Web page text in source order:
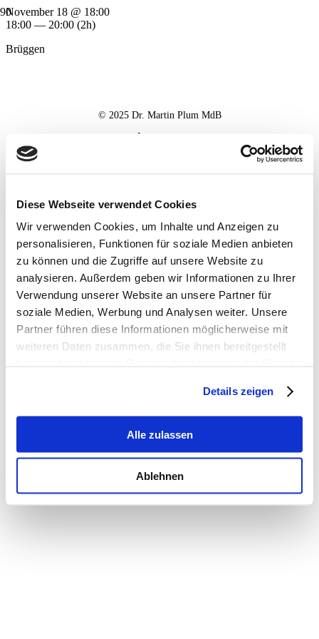
Diese Webseite verwendet Cookies
Wir verwenden Cookies, um Inhalte und Anzeigen zu
personalisieren, Funktionen für soziale Medien anbieten
zu können und die Zugriffe auf unsere Website zu
analysieren. Außerdem geben wir Informationen zu Ihrer
Verwendung unserer Website an unsere Partner für
soziale Medien, Werbung und Analysen weiter. Unsere
Partner führen diese Informationen möglicherweise mit
weiteren Daten zusammen, die Sie ihnen bereitgestellt
Details zeigen
Alle zulassen
Ablehnen
November 18 @ 18:00
18:00 — 20:00 (2h)
Brüggen
© 2025 Dr. Martin Plum MdB
Impressum